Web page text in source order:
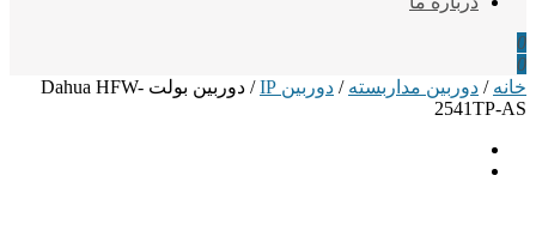
0
0
خانه / دوربین مداربسته / دوربین IP
/ دوربین بولت Dahua HFW-
2541TP-AS